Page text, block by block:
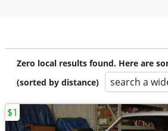
Zero local results found. Here are
(sorted by distance)
search a
$1